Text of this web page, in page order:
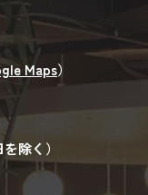
Maps）
除く）